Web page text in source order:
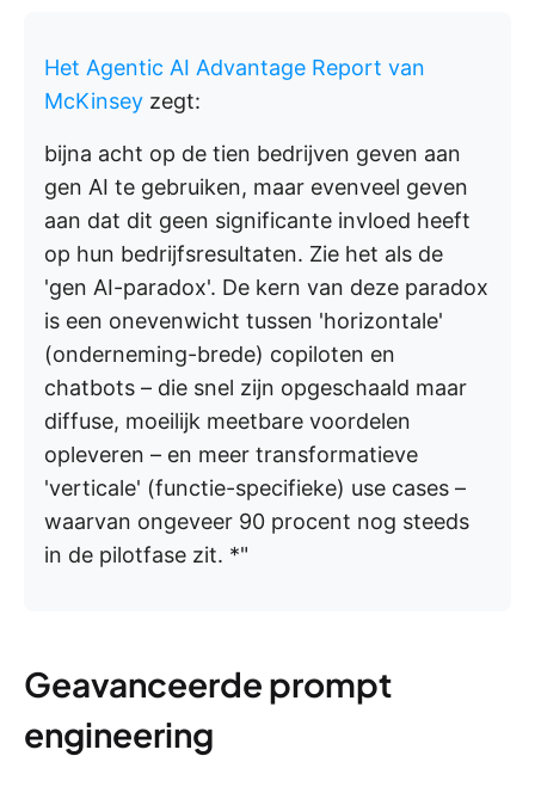
Het Agentic AI Advantage Report van
McKinsey zegt:
bijna acht op de tien bedrijven geven aan
gen AI te gebruiken, maar evenveel geven
aan dat dit geen significante invloed heeft
op hun bedrijfsresultaten. Zie het als de
'gen AI-paradox'. De kern van deze paradox
is een onevenwicht tussen 'horizontale'
(onderneming-brede) copiloten en
chatbots – die snel zijn opgeschaald maar
diffuse, moeilijk meetbare voordelen
opleveren – en meer transformatieve
'verticale' (functie-specifieke) use cases –
waarvan ongeveer 90 procent nog steeds
in de pilotfase zit. *"
Geavanceerde prompt
engineering